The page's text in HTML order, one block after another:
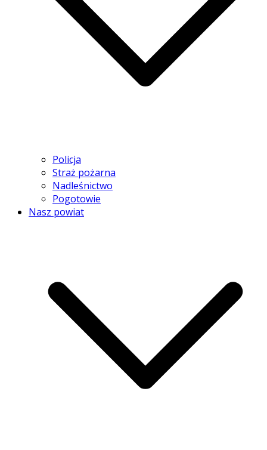
Policja
Straż pożarna
Nadleśnictwo
Pogotowie
Nasz powiat